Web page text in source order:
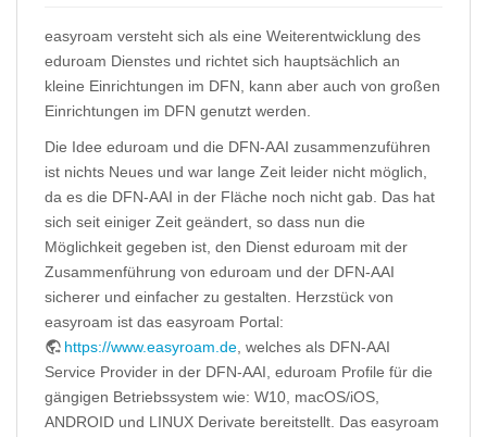
easyroam versteht sich als eine Weiterentwicklung des
eduroam Dienstes und richtet sich hauptsächlich an
kleine Einrichtungen im DFN, kann aber auch von großen
Einrichtungen im DFN genutzt werden.
Die Idee eduroam und die DFN-AAI zusammenzuführen
ist nichts Neues und war lange Zeit leider nicht möglich,
da es die DFN-AAI in der Fläche noch nicht gab. Das hat
sich seit einiger Zeit geändert, so dass nun die
Möglichkeit gegeben ist, den Dienst eduroam mit der
Zusammenführung von eduroam und der DFN-AAI
sicherer und einfacher zu gestalten. Herzstück von
easyroam ist das easyroam Portal:
https://www.easyroam.de , welches als DFN-AAI
Service Provider in der DFN-AAI, eduroam Profile für die
gängigen Betriebssystem wie: W10, macOS/iOS,
ANDROID und LINUX Derivate bereitstellt. Das easyroam